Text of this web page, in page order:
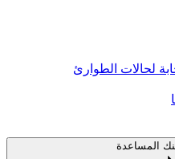
لحالات الطوارئ
المساعدة